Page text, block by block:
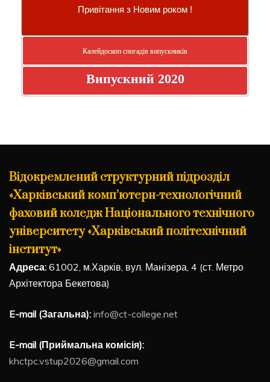
Привітання з Новим роком !
Калейдоскоп спогадів випускників
Випускний 2020
Відокремлений структурний підрозділ
«Харківський комп’ютерн-технологічний
фаховий коледж Національного технічного
університету «Харківський політехнічний
інститут»
Адреса: 61002, м.Харків, вул. Манізера, 4 (ст. Метро
Архітектора Бекетова)
E-mail (Загальна): info@ct-college.net
E-mail (Приймальна комісія):
khctpc.vstup2026@gmail.com